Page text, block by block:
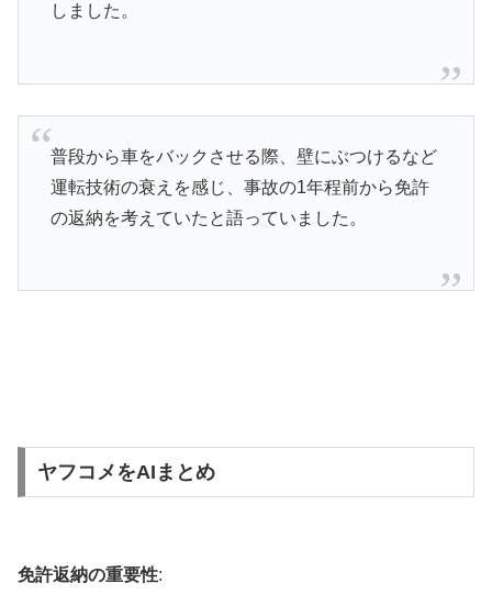
しました。
普段から車をバックさせる際、壁にぶつけるなど
運転技術の衰えを感じ、事故の1年程前から免許
の返納を考えていたと語っていました。
ヤフコメをAIまとめ
免許返納の重要性: